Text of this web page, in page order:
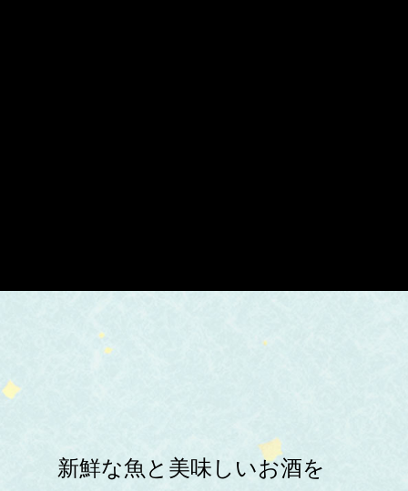
新鮮な魚と美味しいお酒を